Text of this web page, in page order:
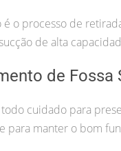
é o processo de
de alta
de Fossa
cuidado para
para manter o bom